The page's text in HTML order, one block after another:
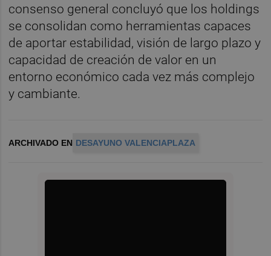
consenso general concluyó que los holdings
se consolidan como herramientas capaces
de aportar estabilidad, visión de largo plazo y
capacidad de creación de valor en un
entorno económico cada vez más complejo
y cambiante.
ARCHIVADO EN DESAYUNO VALENCIAPLAZA